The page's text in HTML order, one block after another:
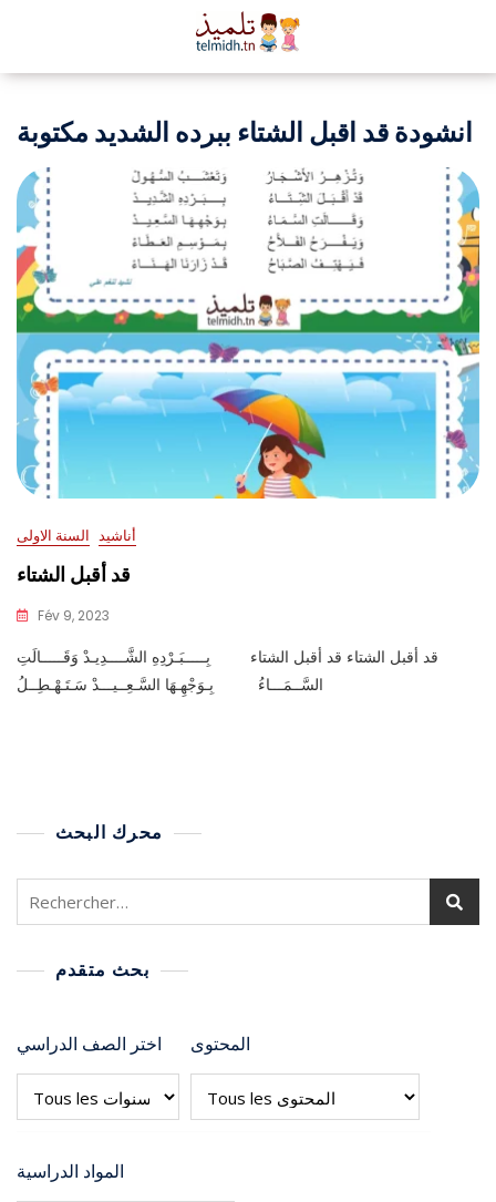
انشودة قد اقبل الشتاء ببرده الشديد مكتوبة
أناشيد السنة الاولى
قد أقبل الشتاء
Fév 9, 2023
قد أقبل الشتاء قد أقبل الشتاء بِـــــبَـرْدِهِ الشَّــــدِيـدْ وَقَـــــالَتِ
السَّــمَـــاءُ بِـوَجْهِـهَا السَّـعِــيـــدْ سَـتَـهْـطِــلُ
محرك البحث
بحث متقدم
اختر الصف الدراسي المحتوى
المواد الدراسية